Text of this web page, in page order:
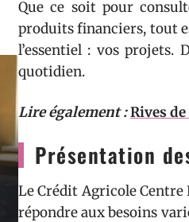
Que ce soit pour
produits financiers, tout
l’essentiel : vos projets.
quotidien.
Lire également :Rives
Présentation
Le Crédit Agricole
répondre aux besoins